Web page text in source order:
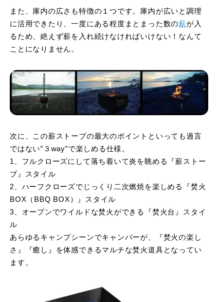
また、庫内の広さも特徴の１つです。庫内が広いと調理
に活用できたり、一度にある程度まとまった数の薪が入
るため、絶えず薪を入れ続けなければいけない！なんて
ことになりません。
次に、この薪ストーブの最大のポイントといっても過言
ではない”３way”で楽しめる仕様。
1、フルクローズにして落ち着いて炎を眺める『薪ストー
ブ』スタイル
2、ハーフクローズでじっくり二次燃焼を楽しめる『焚火
BOX（BBQ BOX）』スタイル
3、オープンでワイルドな焚火ができる『焚火台』スタイ
ル
あらゆるキャンプシーンでキャンパーが、『焚火の楽し
さ』『癒し』を体感できるマルチな焚火道具となってい
ます。